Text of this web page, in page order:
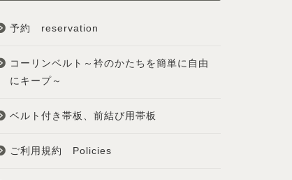
予約 reservation
コーリンベルト～衿のかたちを簡単に自由
にキープ～
ベルト付き帯板、前結び用帯板
ご利用規約 Policies